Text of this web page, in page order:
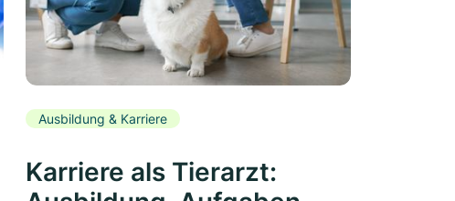
Ausbildung & Karriere
Karriere als Tierarzt: